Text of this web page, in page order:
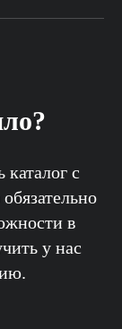
каталог с
в
у нас